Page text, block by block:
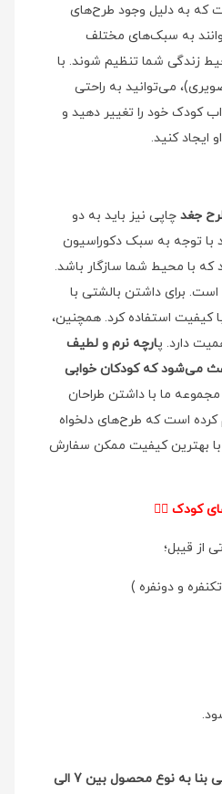
که به دلیل وجود طرح‌های
به سبک‌های مختلف
زندگی شما تنظیم شوند. با
می‌توانید به راحتی
کودک خود را تغییر دهید و
ایجاد کنید.
جغد چاپی نیز باید به دو
با توجه به سبک دکوراسیون
که با محیط شما سازگار باشد.
برای داشتن بالشتی با
کیفیت استفاده کرد. همچنین،
دارد. پارچه نرم و لطیف
می‌شود که کودکان خوابی
مجموعه ما با داشتن طراحان
کرده است که طرح‌های دلخواه
با بهترین کیفیت ممکن سفارش
کودک 👉🏻
از قیبل؛
و دونفره )
تمام محصولات چاپی بنا به نوع محصول بین 7 الی